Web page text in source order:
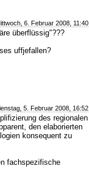
6. Februar 2008, 11:40
überflüssig"???
uffjefallen?
5. Februar 2008, 16:52
des regionalen
den elaborierten
konsequent zu
fachspezifische